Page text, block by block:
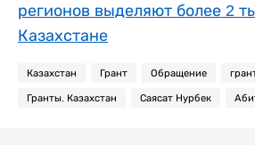
регионов выделяют более 2
Казахстане
Казахстан Грант Обращение
Гранты. Казахстан Саясат Нурбек